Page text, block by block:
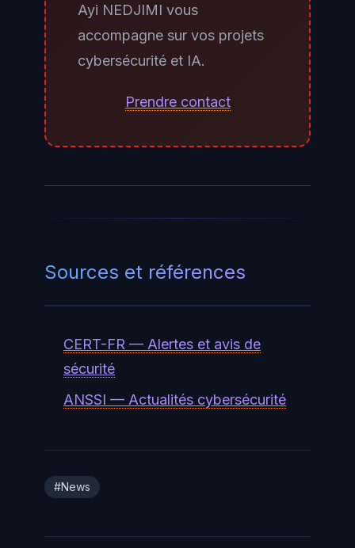
de vérifier sa présence dans
l'arbre de dépendances complet.
Si elle apparaît, une mise à jour
des dépendances parentes
problème.
Ayi NEDJIMI vous
accompagne sur vos projets
cybersécurité et IA.
Prendre contact
Sources et références
CERT-FR — Alertes et avis de
sécurité
ANSSI — Actualités cybersécurité
#News